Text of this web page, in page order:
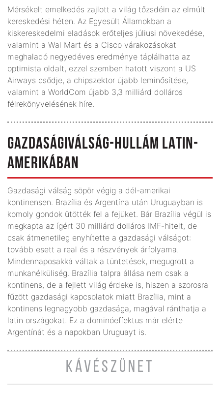
Mérsékelt emelkedés zajlott a világ tőzsdéin az elmúlt
kereskedési héten. Az Egyesült Államokban a
kiskereskedelmi eladások erőteljes júliusi növekedése,
valamint a Wal Mart és a Cisco várakozásokat
meghaladó negyedéves eredménye táplálhatta az
optimista oldalt, ezzel szemben hatott viszont a US
Airways csődje, a chipszektor újabb leminősítése,
valamint a WorldCom újabb 3,3 milliárd dolláros
félrekönyvelésének híre.
GAZDASÁGIVÁLSÁG-HULLÁM LATIN-
AMERIKÁBAN
Gazdasági válság söpör végig a dél-amerikai
kontinensen. Brazília és Argentína után Uruguayban is
komoly gondok ütötték fel a fejüket. Bár Brazília végül is
megkapta az ígért 30 milliárd dolláros IMF-hitelt, de
csak átmenetileg enyhítette a gazdasági válságot:
tovább esett a real és a részvények árfolyama.
Mindennaposakká váltak a tüntetések, megugrott a
munkanélküliség. Brazília talpra állása nem csak a
kontinens, de a fejlett világ érdeke is, hiszen a szorosra
fűzött gazdasági kapcsolatok miatt Brazília, mint a
kontinens legnagyobb gazdasága, magával ránthatja a
latin országokat. Ez a dominóeffektus már elérte
Argentínát és a napokban Uruguayt is.
KÁVÉSZÜNET